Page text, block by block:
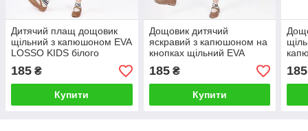
Дитячий плащ дощовик
щільний з капюшоном EVA
LOSSO KIDS білого
185 ₴
Купити
Дощовик дитячий
яскравий з капюшоном на
кнопках щільний EVA
кольору
185₴
Купити
185